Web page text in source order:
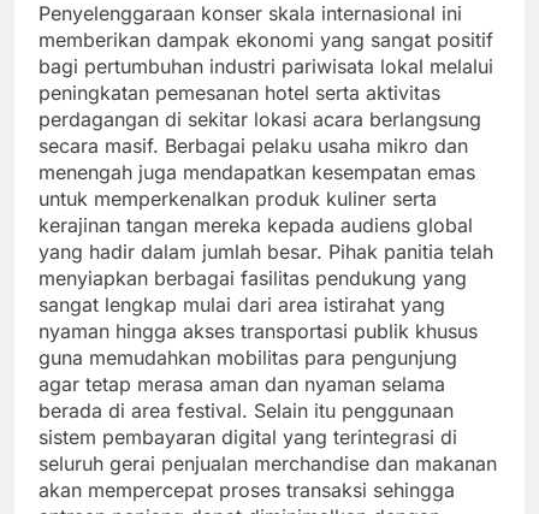
Penyelenggaraan konser skala internasional ini
memberikan dampak ekonomi yang sangat positif
bagi pertumbuhan industri pariwisata lokal melalui
peningkatan pemesanan hotel serta aktivitas
perdagangan di sekitar lokasi acara berlangsung
secara masif. Berbagai pelaku usaha mikro dan
menengah juga mendapatkan kesempatan emas
untuk memperkenalkan produk kuliner serta
kerajinan tangan mereka kepada audiens global
yang hadir dalam jumlah besar. Pihak panitia telah
menyiapkan berbagai fasilitas pendukung yang
sangat lengkap mulai dari area istirahat yang
nyaman hingga akses transportasi publik khusus
guna memudahkan mobilitas para pengunjung
agar tetap merasa aman dan nyaman selama
berada di area festival. Selain itu penggunaan
sistem pembayaran digital yang terintegrasi di
seluruh gerai penjualan merchandise dan makanan
akan mempercepat proses transaksi sehingga